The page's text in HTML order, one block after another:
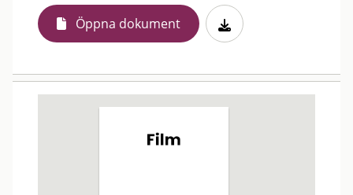
Öppna dokument